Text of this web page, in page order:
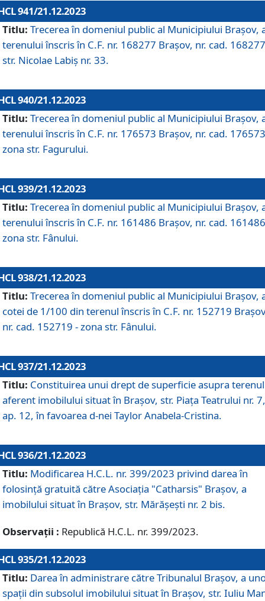
941/21.12.2023
Titlu: Trecerea în domeniul public al Municipiului Braşov,
terenului înscris în C.F. nr. 168277 Brașov, nr. cad.
str. Nicolae Labiș nr. 33.
940/21.12.2023
Titlu: Trecerea în domeniul public al Municipiului Braşov,
terenului înscris în C.F. nr. 176573 Brașov, nr. cad.
zona str. Fagurului.
939/21.12.2023
Titlu: Trecerea în domeniul public al Municipiului Braşov,
terenului înscris în C.F. nr. 161486 Brașov, nr. cad.
zona str. Fânului.
938/21.12.2023
Titlu: Trecerea în domeniul public al Municipiului Braşov,
cotei de 1/100 din terenul înscris în C.F. nr. 152719
nr. cad. 152719 - zona str. Fânului.
937/21.12.2023
Titlu: Constituirea unui drept de superficie asupra
aferent imobilului situat în Brașov, str. Piața Teatrului nr. 7,
ap. 12, în favoarea d-nei Taylor Anabela-Cristina.
936/21.12.2023
Titlu: Modificarea H.C.L. nr. 399/2023 privind darea în
folosinţă gratuită către Asociaţia "Catharsis" Brașov, a
imobilului situat în Braşov, str. Mărăşeşti nr. 2 bis.
Observații : Republică H.C.L. nr. 399/2023.
935/21.12.2023
Titlu: Darea în administrare către Tribunalul Brașov, a
spații din subsolul imobilului situat în Brașov, str. Iuliu